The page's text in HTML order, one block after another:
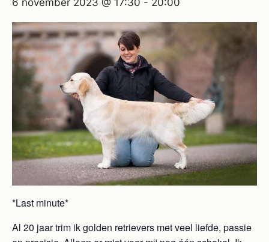
6 november 2023 @ 17:30 - 20:00
*Last minute*
Al 20 jaar trim ik golden retrievers met veel liefde, passie